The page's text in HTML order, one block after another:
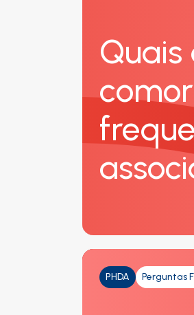
Quais
PHDA Perguntas